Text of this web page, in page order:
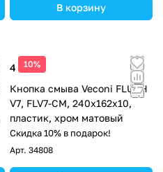
В корзину
10%
4 513 ₽
Кнопка смыва Veconi FLUSH
V7, FLV7-CM, 240х162х10,
пластик, хром матовый
Скидка 10% в подарок!
Арт. 34808